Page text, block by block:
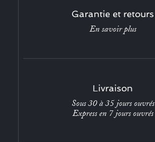
Garantie et retours
En savoir plus
Livraison
Sous 30 à 35 jours ouvrés
Express en 7 jours ouvrés